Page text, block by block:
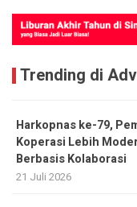
Trending di
Harkopnas ke-79,
Koperasi Lebih
Berbasis Kolaborasi
21 Juli 2026